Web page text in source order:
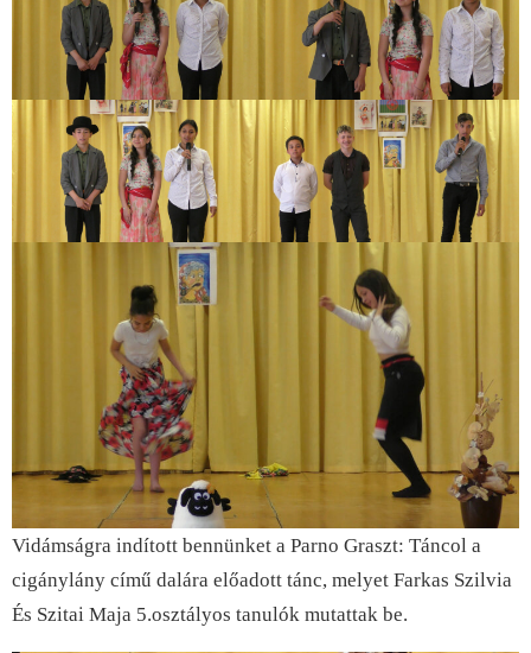
Vidámságra indított bennünket a Parno Graszt: Táncol a
cigánylány című dalára előadott tánc, melyet Farkas Szilvia
És Szitai Maja 5.osztályos tanulók mutattak be.